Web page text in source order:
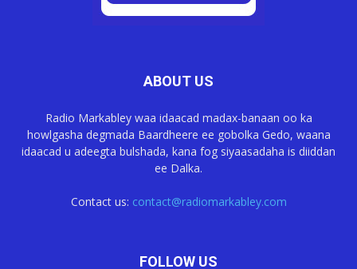
ABOUT US
Radio Markabley waa idaacad madax-banaan oo ka
howlgasha degmada Baardheere ee gobolka Gedo, waana
idaacad u adeegta bulshada, kana fog siyaasadaha is diiddan
ee Dalka.
Contact us: contact@radiomarkabley.com
FOLLOW US